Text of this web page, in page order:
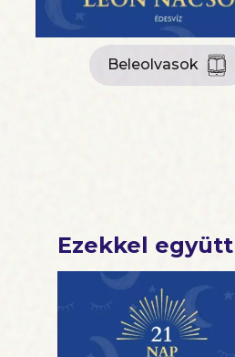
Beleolvasok
Ezekkel